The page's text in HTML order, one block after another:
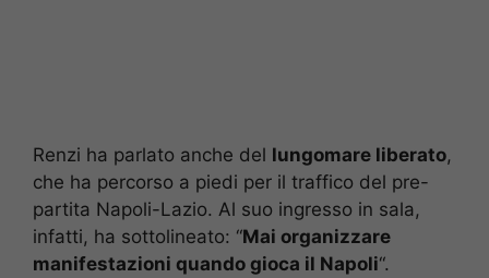
Renzi ha parlato anche del lungomare liberato,
che ha percorso a piedi per il traffico del pre-
partita Napoli-Lazio. Al suo ingresso in sala,
infatti, ha sottolineato: “Mai organizzare
manifestazioni quando gioca il Napoli“.